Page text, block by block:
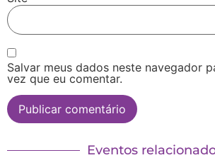
Salvar meus dados neste navegador
vez que eu comentar.
Eventos